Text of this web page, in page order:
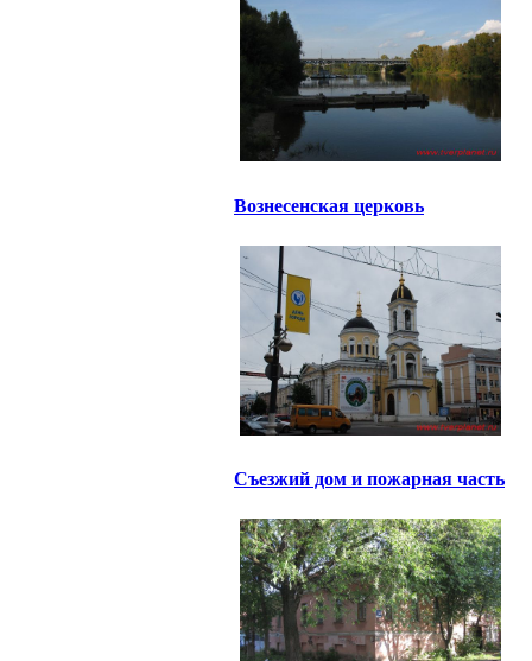
Вознесенская церковь
Съезжий дом и пожарная часть